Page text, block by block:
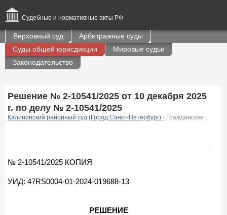
Судебные и нормативные акты РФ
Верховный суд
Арбитражные суды
Суды общей юрисдикции
Мировые судьи
Законодательство
Решение № 2-10541/2025 от 10 декабря 2025
г. по делу № 2-10541/2025
Калининский районный суд (Город Санкт-Петербург) - Гражданское
№ 2-10541/2025 КОПИЯ
УИД: 47RS0004-01-2024-019688-13
РЕШЕНИЕ